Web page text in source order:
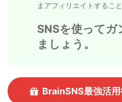
まアフィリエイトするこ
SNSを使ってガ
ましょう。
BrainSNS最強活